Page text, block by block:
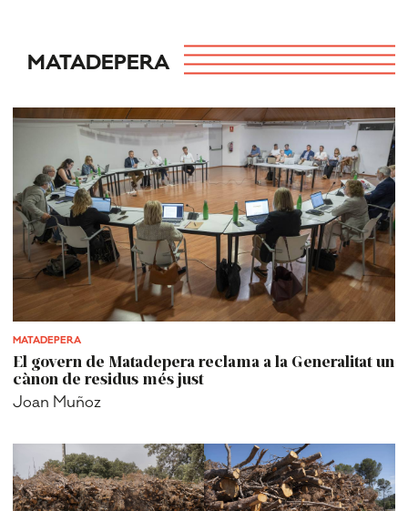
MATADEPERA
MATADEPERA
El govern de Matadepera reclama a la Generalitat un
cànon de residus més just
Joan Muñoz